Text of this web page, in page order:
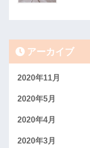
アーカイブ
2020年11月
2020年5月
2020年4月
2020年3月